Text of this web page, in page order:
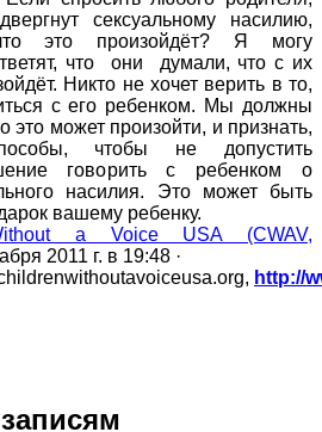
сексуальному насилию,
это произойдёт? Я могу
что они думали, что с их
Никто не хочет верить в то,
с его ребенком. Мы должны
это может произойти, и признать,
чтобы не допустить
говорить с ребенком о
насилия. Это может быть
вашему ребенку.
a Voice USA (CWAV,
2011 г. в 19:48 ·
http://